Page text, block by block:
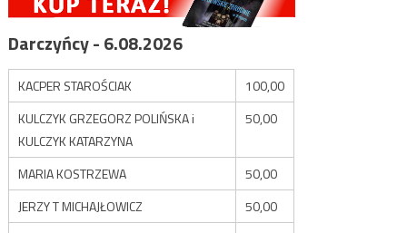
Darczyńcy - 6.08.2026
KACPER STAROŚCIAK
100,00
KULCZYK GRZEGORZ POLIŃSKA i
KULCZYK KATARZYNA
50,00
MARIA KOSTRZEWA
50,00
JERZY T MICHAJŁOWICZ
50,00